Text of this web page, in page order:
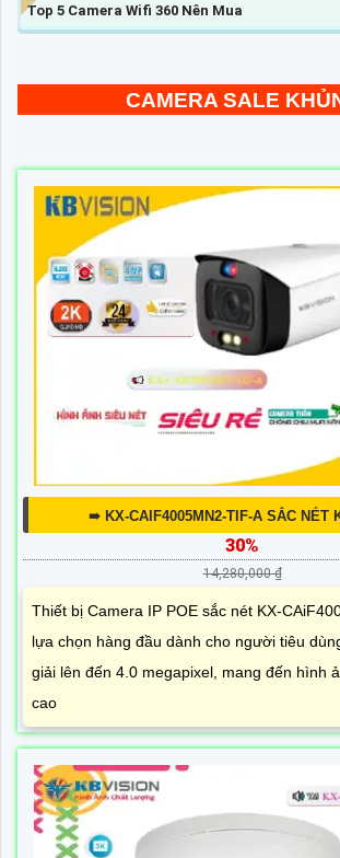
Top 5 Camera Wifi 360 Nên Mua
CAMERA SALE
➠ KX-CAIF4005MN2-TIF-A SẮC NÉT
30%
14,280,000 ₫
Thiết bị Camera IP POE sắc nét KX-
lựa chọn hàng đầu dành cho người tiêu
giải lên đến 4.0 megapixel, mang đến hình
cao